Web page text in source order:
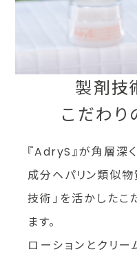
製剤技
こだわり
『AdryS』が角層深
成分ヘパリン類似物
技術」を活かしたこ
ます。
ローションとクリ